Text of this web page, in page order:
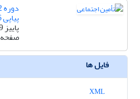
پیاپی 6
پاییز 1379
صفحه
فایل ها